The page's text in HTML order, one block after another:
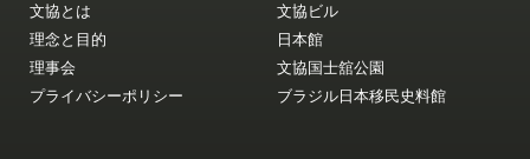
文協とは
理念と目的
理事会
プライバシーポリシー
文協ビル
日本館
文協国士舘公園
ブラジル日本移民史料館